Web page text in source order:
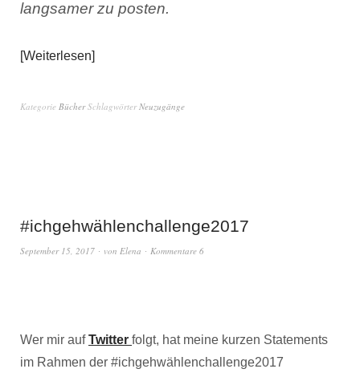
langsamer zu posten.
Weiterlesen
Kategorie Bücher SchlagwörterNeuzugänge
#ichgehwählenchallenge2017
September 15, 2017 von Elena Kommentare 6
Wer mir aufTwitter folgt, hat meine kurzen Statements
im Rahmen der #ichgehwählenchallenge2017